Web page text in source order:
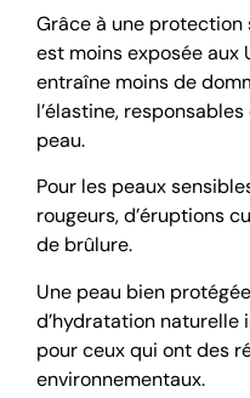
Grâce à une protection
est moins exposée aux
entraîne moins de
l’élastine,
peau.
Pour les peaux
rougeurs, d’éruptions
de brûlure.
Une peau bien
d’hydratation
pour ceux qui ont des
environnementaux.